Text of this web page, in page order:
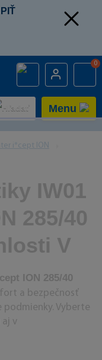
0
Menu
i*cept ION
IW01
285/40
V
ION 285/40
a bezpečnosť
podmienky. Vyberte
v